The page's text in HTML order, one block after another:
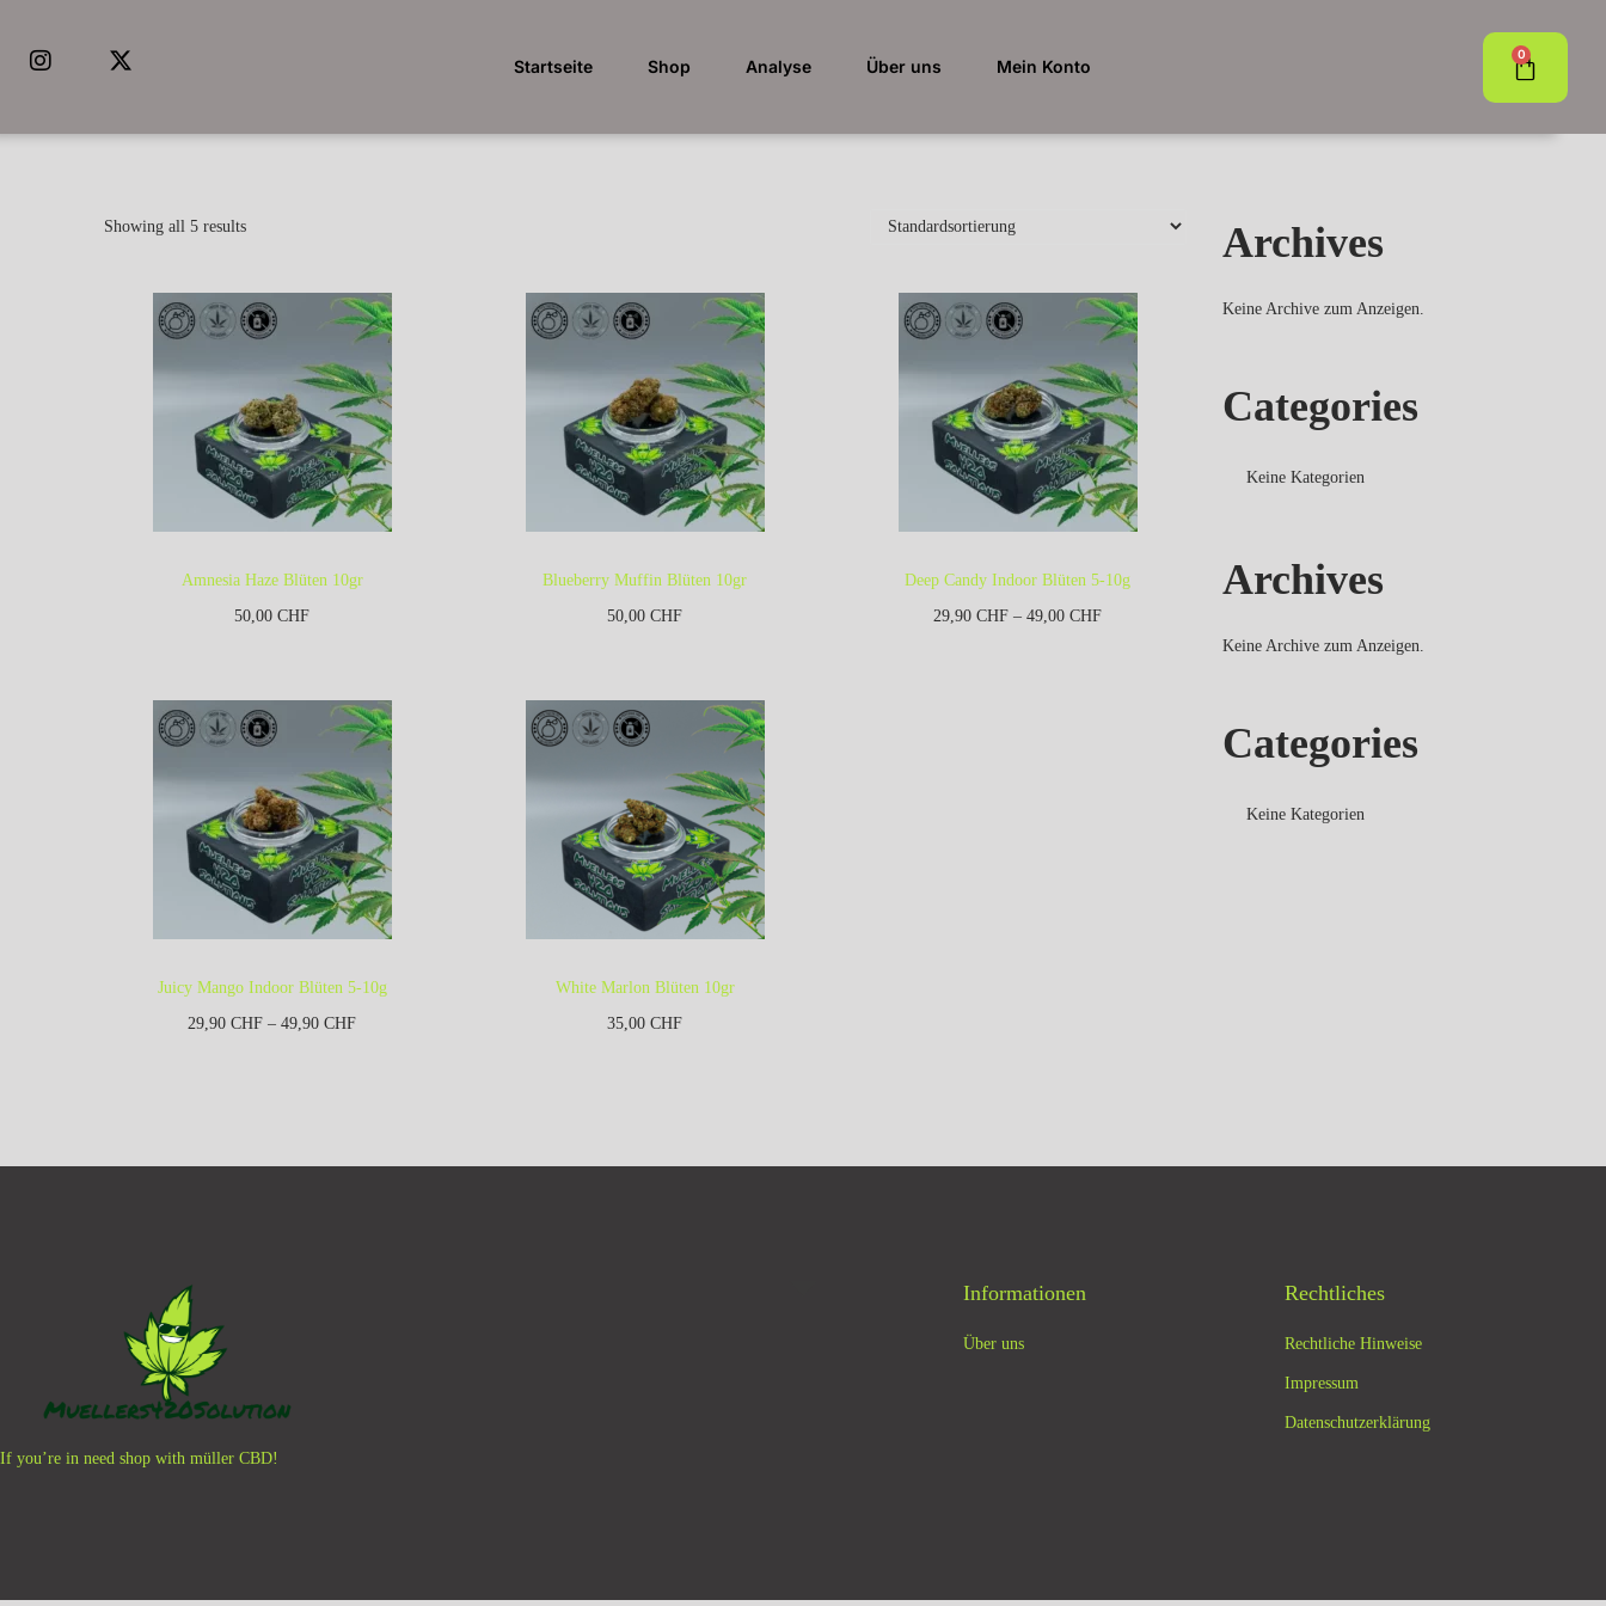
Startseite Shop Analyse Über uns Mein Konto
0
Showing all 5 results
Amnesia Haze Blüten 10gr
50,00CHF
Kleinunternehmer nach §19 (1) UStG.
zzgl.
Versandkosten
In den Warenkorb
Blueberry Muffin Blüten 10gr
50,00CHF
Kleinunternehmer nach §19 (1) UStG.
zzgl.
Versandkosten
In den Warenkorb
Deep Candy Indoor Blüten 5-10g
29,90CHF –49,00CHF
Juicy Mango Indoor Blüten 5-10g
29,90CHF –49,90CHF
White Marlon Blüten 10gr
35,00CHF
Archives
Keine Archive zum Anzeigen.
Categories
Keine Kategorien
Archives
Keine Archive zum Anzeigen.
Categories
Keine Kategorien
If you’re in need shop with müller CBD!
Informationen
Über uns
Rechtliches
Rechtliche Hinweise
Impressum
Datenschutzerklärung